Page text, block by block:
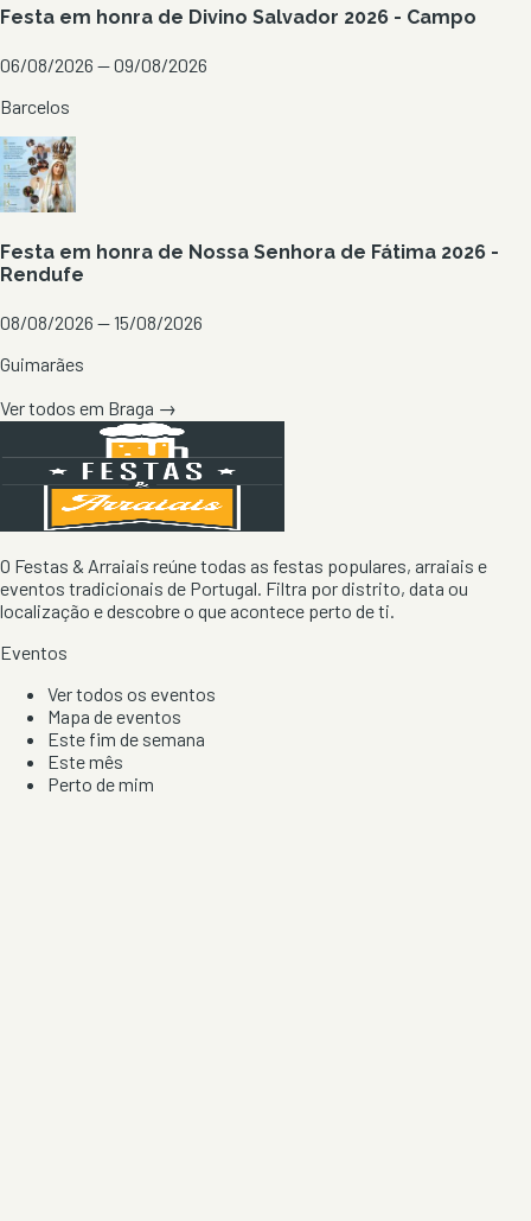
Festa em honra de Divino Salvador 2026 - Campo
06/08/2026 — 09/08/2026
Barcelos
Festa em honra de Nossa Senhora de Fátima 2026 -
Rendufe
08/08/2026 — 15/08/2026
Guimarães
Ver todos em Braga →
O Festas & Arraiais reúne todas as festas populares, arraiais e
eventos tradicionais de Portugal. Filtra por distrito, data ou
localização e descobre o que acontece perto de ti.
Eventos
Ver todos os eventos
Mapa de eventos
Este fim de semana
Este mês
Perto de mim